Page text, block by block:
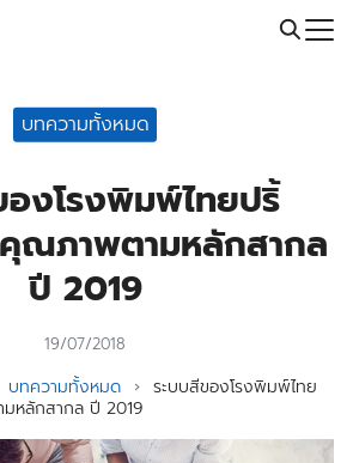
Call: 064-246-5614 | Line: @thaiprintshop
บทความทั้งหมด
องโรงพิมพ์ไทยปริ้
ณภาพตามหลักสากล
ปี 2019
19/07/2018
บทความทั้งหมด › ระบบสีของโรงพิมพ์ไทย
หลักสากล ปี 2019